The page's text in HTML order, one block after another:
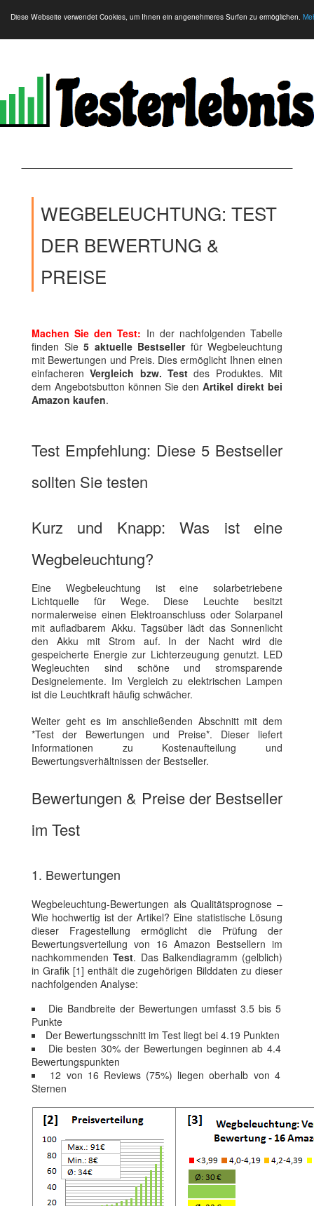
Diese Webseite verwendet Cookies, um Ihnen ein angenehmeres Surfen zu ermöglichen.
WEGBELEUCHTUNG: TEST
DER BEWERTUNG &
PREISE
Machen Sie den Test: In der nachfolgenden Tabelle
finden Sie5 aktuelle Bestsellerfür Wegbeleuchtung
mit Bewertungen und Preis. Dies ermöglicht Ihnen einen
einfacherenVergleich bzw. Test des Produktes. Mit
dem Angebotsbutton können Sie den Artikel direkt bei
Amazon kaufen.
Test Empfehlung: Diese 5 Bestseller
sollten Sie testen
Kurz und Knapp: Was ist eine
Wegbeleuchtung?
Eine Wegbeleuchtung ist eine solarbetriebene
Lichtquelle für Wege. Diese Leuchte besitzt
normalerweise einen Elektroanschluss oder Solarpanel
mit aufladbarem Akku. Tagsüber lädt das Sonnenlicht
den Akku mit Strom auf. In der Nacht wird die
gespeicherte Energie zur Lichterzeugung genutzt. LED
Wegleuchten sind schöne und stromsparende
Designelemente. Im Vergleich zu elektrischen Lampen
ist die Leuchtkraft häufig schwächer.
Weiter geht es im anschließenden Abschnitt mit dem
*Test der Bewertungen und Preise*. Dieser liefert
Informationen zu Kostenaufteilung und
Bewertungsverhältnissen der Bestseller.
Bewertungen & Preise der Bestseller
im Test
1. Bewertungen
Wegbeleuchtung-Bewertungen als Qualitätsprognose –
Wie hochwertig ist der Artikel? Eine statistische Lösung
dieser Fragestellung ermöglicht die Prüfung der
Bewertungsverteilung von 16 Amazon Bestsellern im
nachkommendenTest. Das Balkendiagramm (gelblich)
in Grafik [1] enthält die zugehörigen Bilddaten zu dieser
nachfolgenden Analyse:
Die Bandbreite der Bewertungen umfasst 3.5 bis 5
Punkte
Der Bewertungsschnitt im Test liegt bei 4.19 Punkten
Die besten 30% der Bewertungen beginnen ab 4.4
Bewertungspunkten
12 von 16 Reviews (75%) liegen oberhalb von 4
Sternen